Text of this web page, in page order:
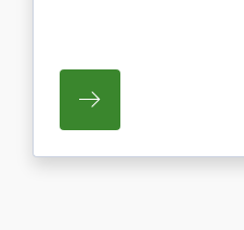
SU REGIONE